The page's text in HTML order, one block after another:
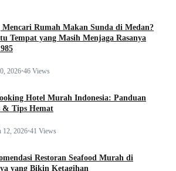
Mencari Rumah Makan Sunda di Medan?
Tempat yang Masih Menjaga Rasanya
2026•46 Views
Hotel Murah Indonesia: Panduan
& Tips Hemat
12, 2026•41 Views
Restoran Seafood Murah di
yang Bikin Ketagihan